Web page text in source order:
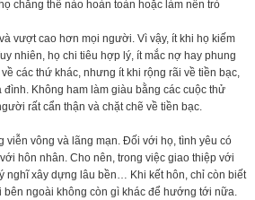
chẳng thể nào hoàn toàn hoặc làm nên trò
vượt cao hơn mọi người. Vì vậy, ít khi họ kiếm
nhiên, họ chi tiêu hợp lý, ít mắc nợ hay phung
các thứ khác, nhưng ít khi rộng rãi về tiền bạc,
Không ham làm giàu bằng các cuộc thử
rất cẩn thận và chặt chẽ về tiền bạc.
viễn vông và lãng mạn. Đối với họ, tình yêu có
hôn nhân. Cho nên, trong việc giao thiệp với
nghĩ xây dựng lâu bền… Khi kết hôn, chỉ còn biết
ngoài không còn gì khác để hướng tới nữa.